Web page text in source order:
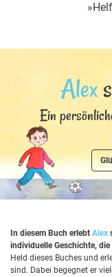
Alex
Ein
In diesem Buch erlebt Alex
individuelle Geschichte,
Held dieses Buches und
sind. Dabei begegnet er